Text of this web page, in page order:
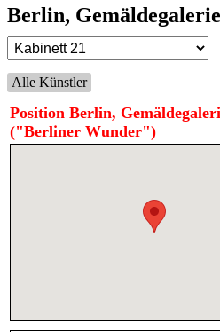
Berlin,
Alle Künstler
Position Berlin,
("Berliner Wunder")